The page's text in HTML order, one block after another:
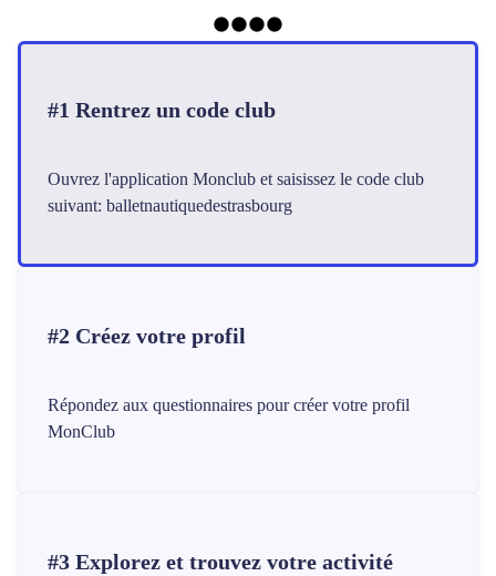
#1 Rentrez un code club
Ouvrez l'application Monclub et saisissez le code club
suivant: balletnautiquedestrasbourg
#2 Créez votre profil
Répondez aux questionnaires pour créer votre profil
MonClub
#3 Explorez et trouvez votre activité